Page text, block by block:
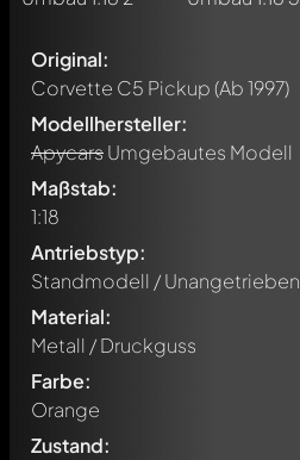
Original:
Corvette C5 Pickup(Ab 1997)
Modellhersteller:
ApycarsUmgebautes Modell
Maßstab:
1:18
Antriebstyp:
Standmodell / Unangetrieben
Material:
Metall / Druckguss
Farbe:
Orange
Zustand: